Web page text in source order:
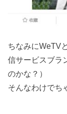
ちなみにWeTV
信サービスブラ
のかな？）
そんなわけでち